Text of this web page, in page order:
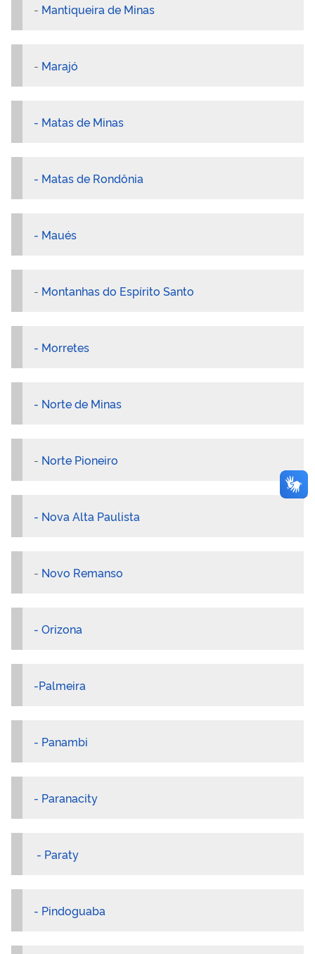
- Mantiqueira de Minas
- Marajó
- Matas de Minas
- Matas de Rondônia
- Maués
- Montanhas do Espírito Santo
- Morretes
- Norte de Minas
- Norte Pioneiro
- Nova Alta Paulista
- Novo Remanso
- Orizona
-Palmeira
- Panambi
- Paranacity
- Paraty
- Pindoguaba